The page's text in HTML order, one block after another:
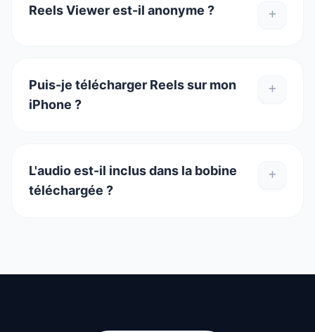
Reels Viewer est-il anonyme ?
Puis-je télécharger Reels sur mon
iPhone ?
L'audio est-il inclus dans la bobine
téléchargée ?